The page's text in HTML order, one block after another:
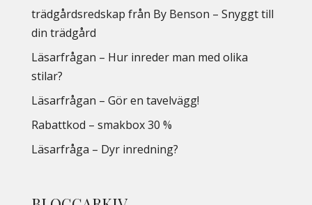
trädgårdsredskap från By Benson – Snyggt till
din trädgård
Läsarfrågan – Hur inreder man med olika
stilar?
Läsarfrågan – Gör en tavelvägg!
Rabattkod – smakbox 30 %
Läsarfråga – Dyr inredning?